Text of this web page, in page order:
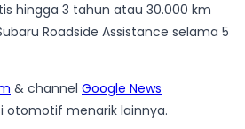
hingga 3 tahun atau 30.000 km
Roadside Assistance selama 5
& channel Google News
otomotif menarik lainnya.